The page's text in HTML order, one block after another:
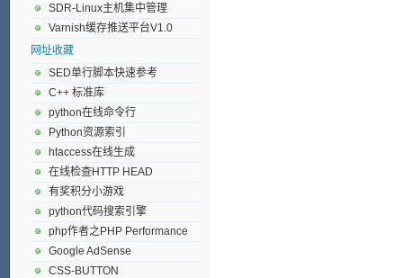
SDR-Linux主机集中管理
Varnish缓存推送平台V1.0
网址收藏
SED单行脚本快速参考
C++ 标准库
python在线命令行
Python资源索引
htaccess在线生成
在线检查HTTP HEAD
有奖积分小游戏
python代码搜索引擎
php作者之PHP Performance
Google AdSense
CSS-BUTTON